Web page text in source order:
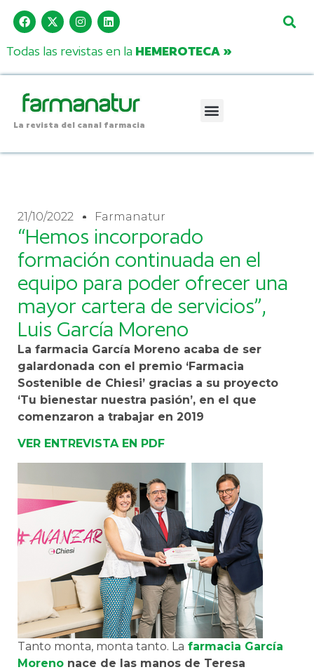
Todas las revistas en la HEMEROTECA »
La revista del canal farmacia
21/10/2022 Farmanatur
“Hemos incorporado
formación continuada en el
equipo para poder ofrecer una
mayor cartera de servicios”,
Luis García Moreno
La farmacia García Moreno acaba de ser
galardonada con el premio ‘Farmacia
Sostenible de Chiesi’ gracias a su proyecto
‘Tu bienestar nuestra pasión’, en el que
comenzaron a trabajar en 2019
VER ENTREVISTA EN PDF
Tanto monta, monta tanto. La farmacia García
Moreno nace de las manos de Teresa